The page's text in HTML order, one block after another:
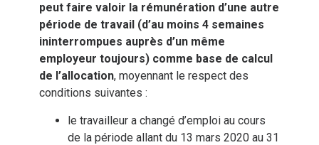
peut faire valoir la rémunération d’une autre
période de travail (d’au moins 4 semaines
ininterrompues auprès d’un même
employeur toujours) comme base de calcul
de l’allocation, moyennant le respect des
conditions suivantes :
le travailleur a changé d’emploi au cours
de la période allant du 13 mars 2020 au 31